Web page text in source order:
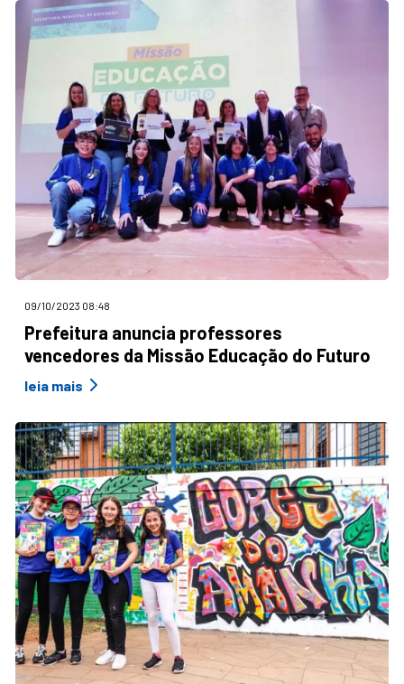
09/10/2023 08:48
Prefeitura anuncia professores
vencedores da Missão Educação do Futuro
leia mais